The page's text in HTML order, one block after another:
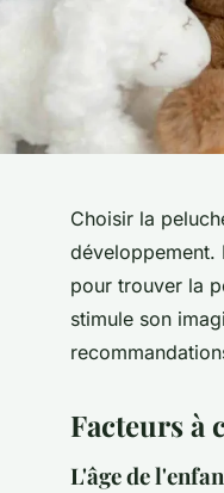
Choisir la
développement.
pour trouver la
stimule son
Facteurs à
L'âge de